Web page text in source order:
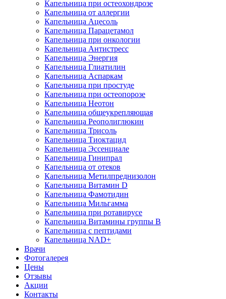
Капельница при остеохондрозе
Капельница от аллергии
Капельница Ацесоль
Капельница Парацетамол
Капельница при онкологии
Капельница Антистресс
Капельница Энергия
Капельница Глиатилин
Капельница Аспаркам
Капельница при простуде
Капельница при остеопорозе
Капельница Неотон
Капельница общеукрепляющая
Капельница Реополиглюкин
Капельница Трисоль
Капельница Тиоктацид
Капельница Эссенциале
Капельница Гинипрал
Капельница от отеков
Капельница Метилпреднизолон
Капельница Витамин D
Капельница Фамотидин
Капельница Мильгамма
Капельница при ротавирусе
Капельница Витамины группы B
Капельница с пептидами
Капельница NAD+
Врачи
Фотогалерея
Цены
Отзывы
Акции
Контакты